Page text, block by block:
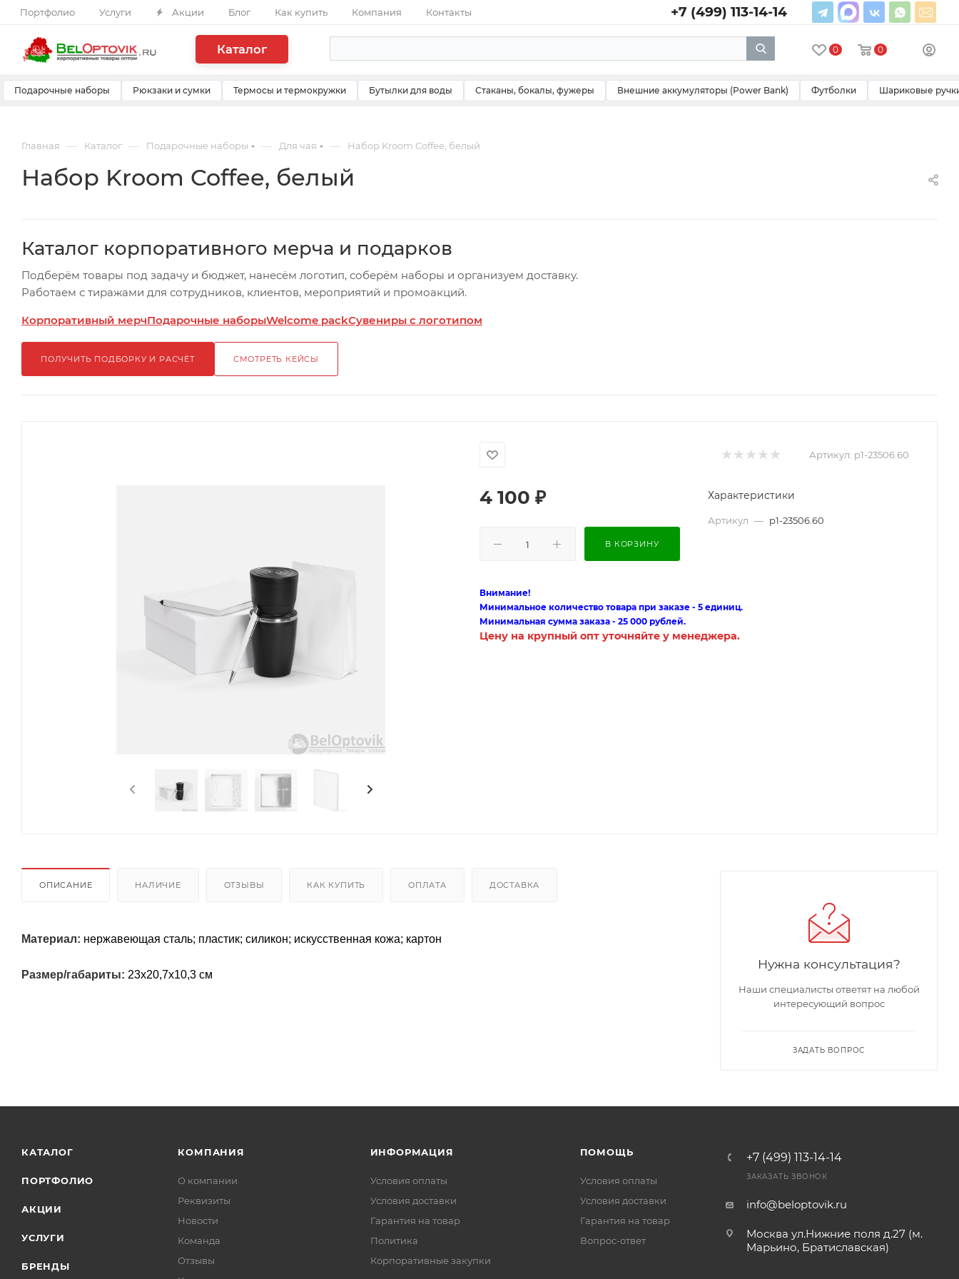
Портфолио Услуги Акции Блог Как купить Компания Контакты +7 (499) 113-14-14
Каталог 0 0
Подарочные наборы Рюкзаки и сумки Термосы и термокружки Бутылки для воды Стаканы, бокалы, фужеры Внешние аккумуляторы (Power Bank) Футболки Шариковые
Главная — Каталог — Подарочные наборы — Для чая — Набор Kroom Coffee, белый
Набор Kroom Coffee, белый
Каталог корпоративного мерча и подарков
Подберём товары под задачу и бюджет, нанесём логотип, соберём наборы и организуем доставку.
Работаем с тиражами для сотрудников, клиентов, мероприятий и промоакций.
Корпоративный мерчПодарочные наборыWelcome packСувениры с логотипом
ПОЛУЧИТЬ ПОДБОРКУ И РАСЧЁТ СМОТРЕТЬ КЕЙСЫ
Артикул: p1-23506.60
4 100 ₽
В КОРЗИНУ
Характеристики
Артикул — p1-23506.60
Внимание!
Минимальное количество товара при заказе - 5 единиц.
Минимальная сумма заказа - 25 000 рублей.
Цену на крупный опт уточняйте у менеджера.
ОПИСАНИЕ НАЛИЧИЕ ОТЗЫВЫ КАК КУПИТЬ ОПЛАТА ДОСТАВКА
Материал: нержавеющая сталь; пластик; силикон; искусственная кожа; картон
Размер/габариты: 23х20,7х10,3 см
Нужна консультация?
Наши специалисты ответят на любой
интересующий вопрос
ЗАДАТЬ ВОПРОС
КАТАЛОГ
ПОРТФОЛИО
АКЦИИ
УСЛУГИ
БРЕНДЫ
КОМПАНИЯ
О компании
Реквизиты
Новости
Команда
Отзывы
ИНФОРМАЦИЯ
Условия оплаты
Условия доставки
Гарантия на товар
Политика
Корпоративные закупки
ПОМОЩЬ
Условия оплаты
Условия доставки
Гарантия на товар
Вопрос-ответ
+7 (499) 113-14-14
ЗАКАЗАТЬ ЗВОНОК
info@beloptovik.ru
Москва ул.Нижние поля д.27 (м.
Марьино, Братиславская)